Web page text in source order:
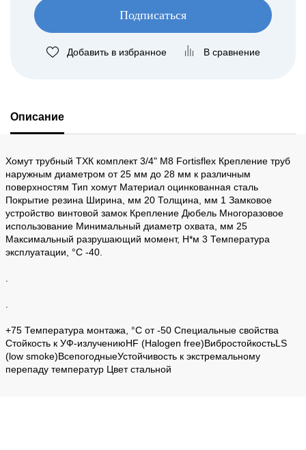
Подписаться
Добавить в избранное В сравнение
Описание
Хомут трубный ТХК комплект 3/4" М8 Fortisflex Крепление труб
наружным диаметром от 25 мм до 28 мм к различным
поверхностям Тип хомут Материал оцинкованная сталь
Покрытие резина Ширина, мм 20 Толщина, мм 1 Замковое
устройство винтовой замок Крепление Дюбель Многоразовое
использование Минимальный диаметр охвата, мм 25
Максимальный разрушающий момент, Н*м 3 Температура
эксплуатации, °C -40.
+75 Температура монтажа, °C от -50 Специальные свойства
Стойкость к УФ-излучениюHF (Halogen free)ВибростойкостьLS
(low smoke)ВсепогодныеУстойчивость к экстремальному
перепаду температур Цвет стальной